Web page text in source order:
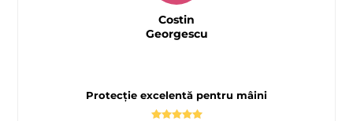
Protecție excelentă pentru mâini
Costin
Georgescu